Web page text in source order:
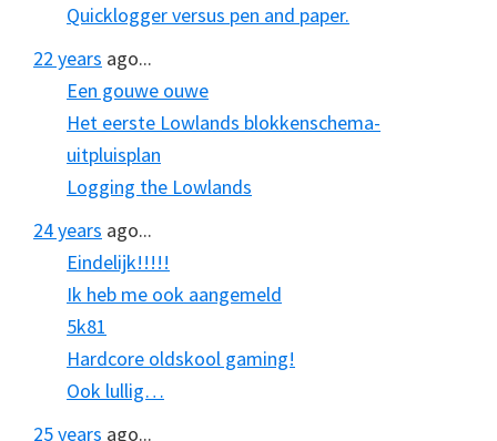
Quicklogger versus pen and paper.
22 years ago...
Een gouwe ouwe
Het eerste Lowlands blokkenschema-
uitpluisplan
Logging the Lowlands
24 years ago...
Eindelijk!!!!!
Ik heb me ook aangemeld
5k81
Hardcore oldskool gaming!
Ook lullig…
25 years ago...